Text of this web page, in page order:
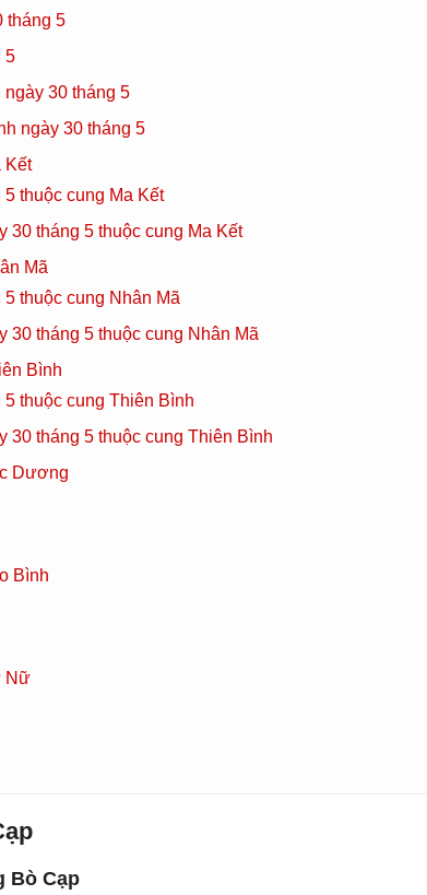
tháng 5
5
30 tháng 5
ngày 30 tháng 5
Kết
thuộc cung Ma Kết
tháng 5 thuộc cung Ma Kết
Mã
thuộc cung Nhân Mã
tháng 5 thuộc cung Nhân Mã
Bình
thuộc cung Thiên Bình
tháng 5 thuộc cung Thiên Bình
Dương
Bình
Nữ
Bò Cạp